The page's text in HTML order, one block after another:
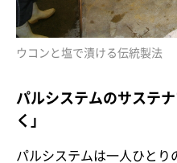
ウコンと塩で漬ける伝統製法
パルシステムのサステ
く」
パルシステムは一人ひとり